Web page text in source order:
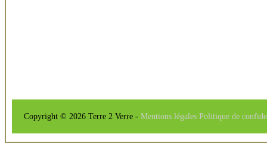
Copyright © 2026 Terre 2 Verre - Mentions légales Politique de